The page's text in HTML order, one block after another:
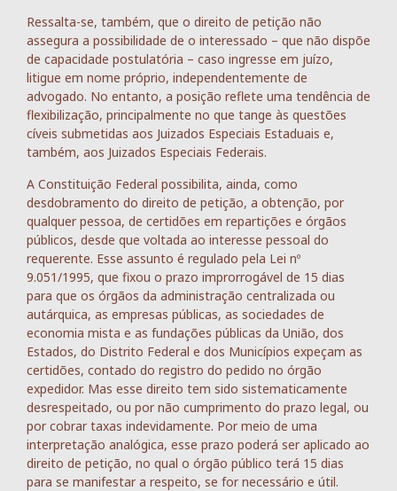
Ressalta-se, também, que o direito de petição não
assegura a possibilidade de o interessado – que não dispõe
de capacidade postulatória – caso ingresse em juízo,
litigue em nome próprio, independentemente de
advogado. No entanto, a posição reflete uma tendência de
flexibilização, principalmente no que tange às questões
cíveis submetidas aos Juizados Especiais Estaduais e,
também, aos Juizados Especiais Federais.
A Constituição Federal possibilita, ainda, como
desdobramento do direito de petição, a obtenção, por
qualquer pessoa, de certidões em repartições e órgãos
públicos, desde que voltada ao interesse pessoal do
requerente. Esse assunto é regulado pela Lei nº
9.051/1995, que fixou o prazo improrrogável de 15 dias
para que os órgãos da administração centralizada ou
autárquica, as empresas públicas, as sociedades de
economia mista e as fundações públicas da União, dos
Estados, do Distrito Federal e dos Municípios expeçam as
certidões, contado do registro do pedido no órgão
expedidor. Mas esse direito tem sido sistematicamente
desrespeitado, ou por não cumprimento do prazo legal, ou
por cobrar taxas indevidamente. Por meio de uma
interpretação analógica, esse prazo poderá ser aplicado ao
direito de petição, no qual o órgão público terá 15 dias
para se manifestar a respeito, se for necessário e útil.